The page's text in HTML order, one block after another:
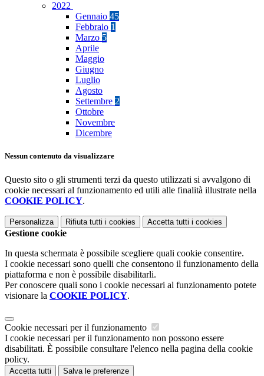
2022
Gennaio 45
Febbraio 1
Marzo 5
Aprile
Maggio
Giugno
Luglio
Agosto
Settembre 2
Ottobre
Novembre
Dicembre
Nessun contenuto da visualizzare
Questo sito o gli strumenti terzi da questo utilizzati si avvalgono di
cookie necessari al funzionamento ed utili alle finalità illustrate nella
COOKIE POLICY.
Personalizza Rifiuta tutti i cookies Accetta tutti i cookies
Gestione cookie
In questa schermata è possibile scegliere quali cookie consentire.
I cookie necessari sono quelli che consentono il funzionamento della
piattaforma e non è possibile disabilitarli.
Per conoscere quali sono i cookie necessari al funzionamento potete
visionare la COOKIE POLICY.
Cookie necessari per il funzionamento
I cookie necessari per il funzionamento non possono essere
disabilitati. È possibile consultare l'elenco nella pagina della cookie
policy.
Accetta tutti Salva le preferenze